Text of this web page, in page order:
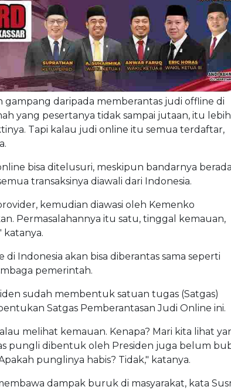
daripada memberantas judi offline di
yang pesertanya tidak sampai jutaan, itu lebih
Tapi kalau judi online itu semua terdaftar,
bisa ditelusuri, meskipun bandarnya
transaksinya diawali dari Indonesia.
kemudian diawasi oleh Kemenko
Permasalahannya itu satu, tinggal kemauan,
katanya.
Indonesia akan bisa diberantas sama seperti
pemerintah.
sudah membentuk satuan tugas (Satgas)
Satgas Pemberantasan Judi Online ini.
melihat kemauan. Kenapa? Mari kita lihat
pungli dibentuk oleh Presiden juga belum
punglinya habis? Tidak," katanya.
dampak buruk di masyarakat, kata